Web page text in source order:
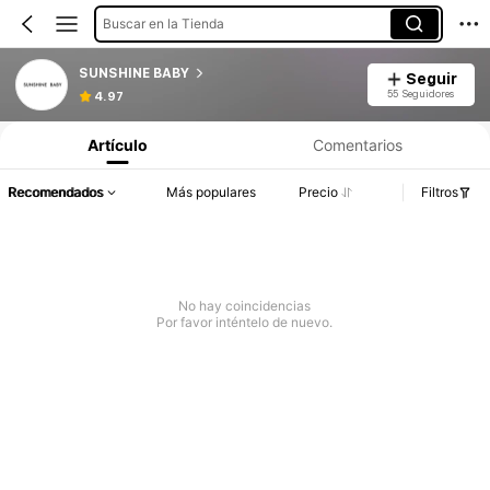
Buscar en la Tienda
SUNSHINE BABY
4.97
Seguir
55 Seguidores
Artículo Comentarios
Recomendados Más populares Precio Filtros
No hay coincidencias
Por favor inténtelo de nuevo.